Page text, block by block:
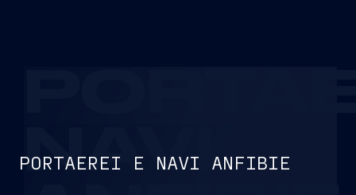
NAVI
PORTAEREI E NAVI ANFIBIE